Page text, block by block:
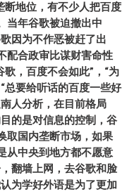
断地位，有不少人把百度
当年谷歌被迫撤出中
因为不作恶被赶了出
配合政审比谋财害命性
，百度不会如此”，“为
总要给听话的百度一些好
人分析，在目前格局
的是对信息的控制，谷
取国内垄断市场，如果
从中央到地方都不愿意
翻墙上网，去谷歌和脸
为学好外语是为了更加